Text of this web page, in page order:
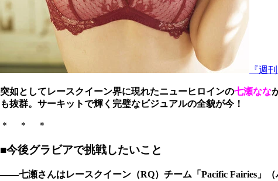
『週
突如としてレースクイーン界に現れたニューヒロインの七瀬なな
も抜群。サーキットで輝く完璧なビジュアルの全貌が今！
＊ ＊ ＊
■今後グラビアで挑戦したいこと
――七瀬さんはレースクイーン（RQ）チーム「Pacific Fairies」